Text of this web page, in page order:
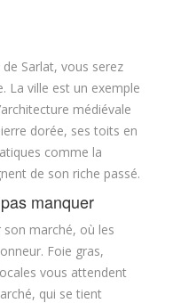
Sarlat, vous serez
La ville est un exemple
médiévale
dorée, ses toits en
comme la
de son riche passé.
manquer
marché, où les
Foie gras,
vous attendent
qui se tient